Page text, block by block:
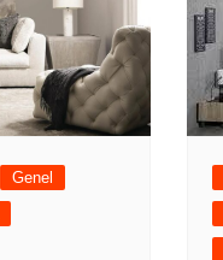
Genel